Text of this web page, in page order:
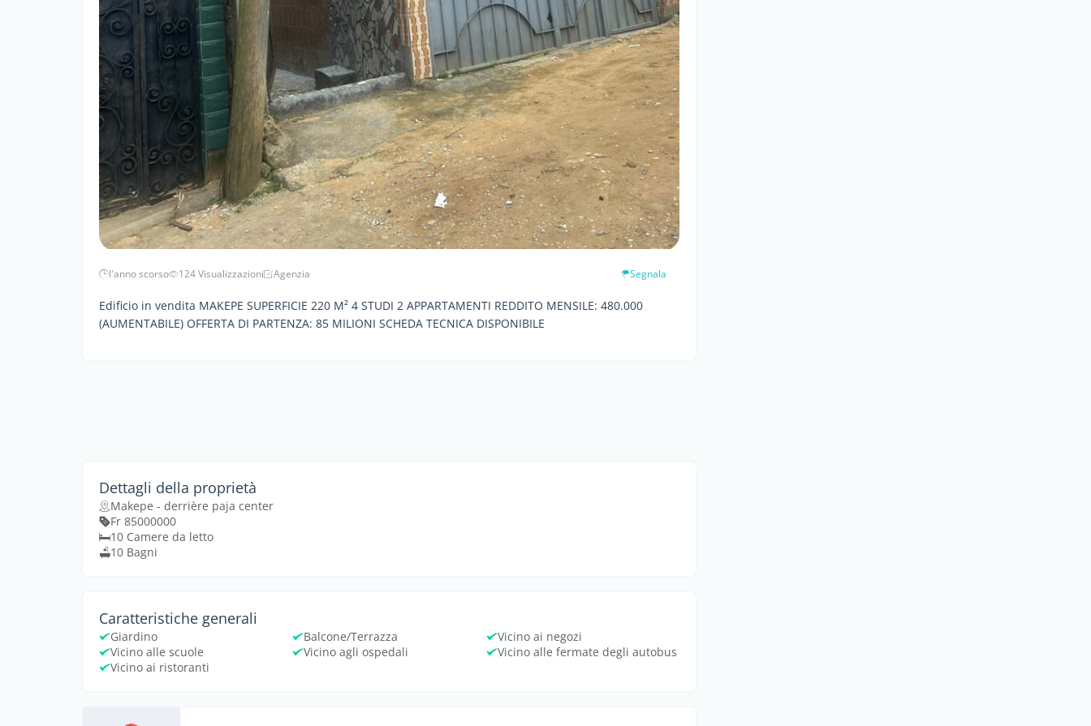
l'anno scorso 124 Visualizzazioni Agenzia Segnala
Edificio in vendita MAKEPE SUPERFICIE 220 M² 4 STUDI 2 APPARTAMENTI REDDITO MENSILE: 480.000
(AUMENTABILE) OFFERTA DI PARTENZA: 85 MILIONI SCHEDA TECNICA DISPONIBILE
Dettagli della proprietà
Makepe - derrière paja center
Fr 85000000
10 Camere da letto
10 Bagni
Caratteristiche generali
Giardino Balcone/Terrazza
Vicino ai negozi
Vicino alle scuole
Vicino agli ospedali
Vicino alle fermate degli autobus
Vicino ai ristoranti